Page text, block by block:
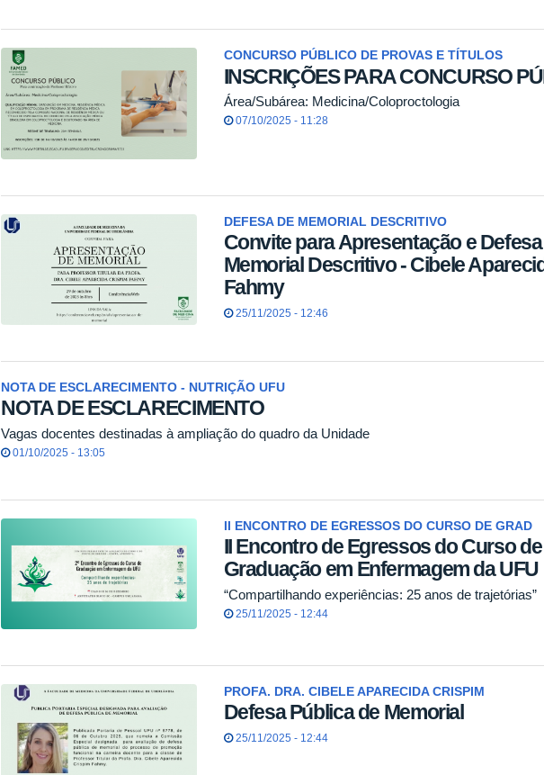
CONCURSO PÚBLICO DE PROVAS E TÍTULOS
INSCRIÇÕES PARA CONCURSO
Área/Subárea: Medicina/Coloproctologia
07/10/2025 - 11:28
DEFESA DE MEMORIAL DESCRITIVO
Convite para Apresentação e
Memorial Descritivo - Cibele
Fahmy
25/11/2025 - 12:46
NOTA DE ESCLARECIMENTO - NUTRIÇÃO UFU
NOTA DE ESCLARECIMENTO
Vagas docentes destinadas à ampliação do quadro da Unidade
01/10/2025 - 13:05
II ENCONTRO DE EGRESSOS DO CURSO DE GRAD
II Encontro de Egressos do Curso de
Graduação em Enfermagem da UFU
“Compartilhando experiências: 25 anos de trajetórias”
25/11/2025 - 12:44
PROFA. DRA. CIBELE APARECIDA CRISPIM
Defesa Pública de Memorial
25/11/2025 - 12:44